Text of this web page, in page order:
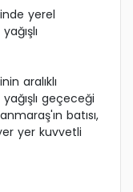
yerel
aralıklı
geçeceği
batısı,
yer kuvvetli